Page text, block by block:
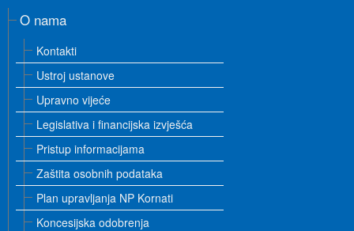
O nama
Kontakti
Ustroj ustanove
Upravno vijeće
Legislativa i financijska izvješća
Pristup informacijama
Zaštita osobnih podataka
Plan upravljanja NP Kornati
Koncesijska odobrenja